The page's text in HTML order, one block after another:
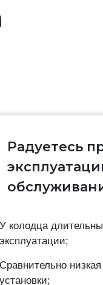
Радуетесь
У колодца
эксплуатации;
Сравнительно
установки;